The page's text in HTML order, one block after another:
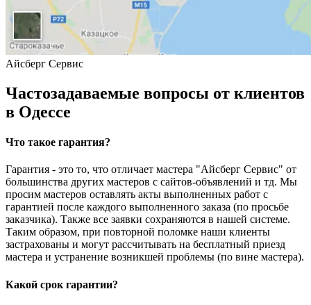
Айсберг Сервис
Частозадаваемые вопросы от клиентов
в Одессе
Что такое гарантия?
Гарантия - это то, что отличает мастера "Айсберг Сервис" от
большинства других мастеров с сайтов-объявлений и тд. Мы
просим мастеров оставлять акты выполненных работ с
гарантией после каждого выполненного заказа (по просьбе
заказчика). Также все заявки сохраняются в нашей системе.
Таким образом, при повторной поломке наши клиенты
застрахованы и могут рассчитывать на бесплатный приезд
мастера и устранение возникшей проблемы (по вине мастера).
Какой срок гарантии?